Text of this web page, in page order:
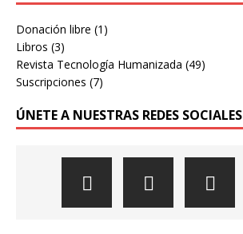
Donación libre (1)
Libros (3)
Revista Tecnología Humanizada (49)
Suscripciones (7)
ÚNETE A NUESTRAS REDES SOCIALES